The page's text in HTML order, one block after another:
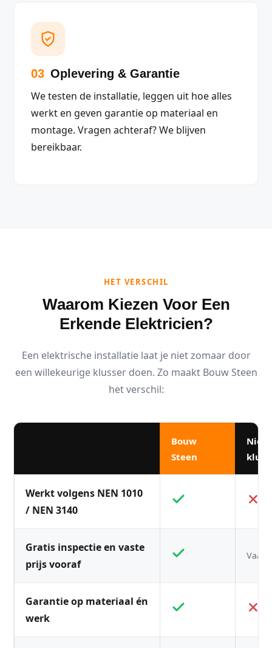
03 Oplevering & Garantie
We testen de installatie, leggen uit hoe alles
werkt en geven garantie op materiaal en
montage. Vragen achteraf? We blijven
bereikbaar.
HET VERSCHIL
Waarom Kiezen Voor Een
Erkende Elektricien?
Een elektrische installatie laat je niet zomaar door
een willekeurige klusser doen. Zo maakt Bouw Steen
het verschil:
Bouw
Steen
Niet-
Werkt volgens NEN 1010
/ NEN 3140
Gratis inspectie en vaste
prijs vooraf
Vaak
Garantie op materiaal én
werk